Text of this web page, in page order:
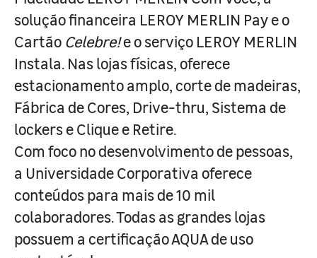
solução financeira LEROY MERLIN Pay e o
Cartão Celebre!e o serviço LEROY MERLIN
Instala. Nas lojas físicas, oferece
estacionamento amplo, corte de madeiras,
Fábrica de Cores, Drive-thru, Sistema de
lockers e Clique e Retire.
Com foco no desenvolvimento de pessoas,
a Universidade Corporativa oferece
conteúdos para mais de 10 mil
colaboradores. Todas as grandes lojas
possuem a certificação AQUA de uso